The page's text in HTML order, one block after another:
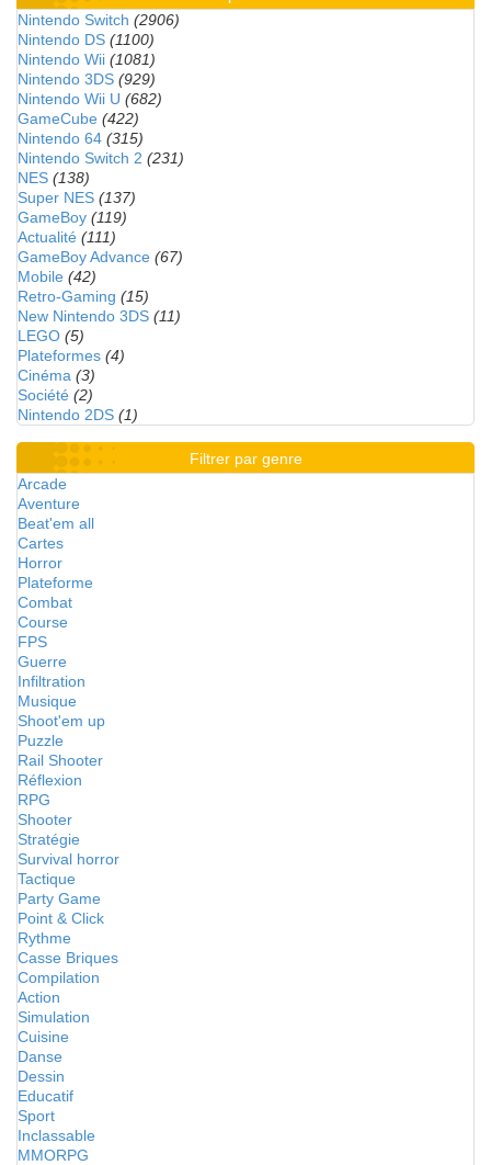
Nintendo Switch (2906)
Nintendo DS (1100)
Nintendo Wii (1081)
Nintendo 3DS (929)
Nintendo Wii U (682)
GameCube (422)
Nintendo 64 (315)
Nintendo Switch 2 (231)
NES (138)
Super NES (137)
GameBoy (119)
Actualité (111)
GameBoy Advance (67)
Mobile (42)
Retro-Gaming (15)
New Nintendo 3DS (11)
LEGO (5)
Plateformes (4)
Cinéma (3)
Société (2)
Nintendo 2DS (1)
Filtrer par genre
Arcade
Aventure
Beat'em all
Cartes
Horror
Plateforme
Combat
Course
FPS
Guerre
Infiltration
Musique
Shoot'em up
Puzzle
Rail Shooter
Réflexion
RPG
Shooter
Stratégie
Survival horror
Tactique
Party Game
Point & Click
Rythme
Casse Briques
Compilation
Action
Simulation
Cuisine
Danse
Dessin
Educatif
Sport
Inclassable
MMORPG